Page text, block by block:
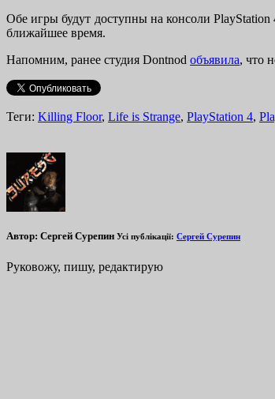
Обе игры будут доступны на консоли
ближайшее время.
Напомним, ранее студия Dontnod объявила, что
Теги: Killing Floor, Life is Strange, PlayStation 4,
Автор: Сергей Сурепин Усі публікації: Сергей Сурепин
Руковожу, пишу, редактирую